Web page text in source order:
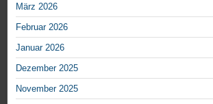
März 2026
Februar 2026
Januar 2026
Dezember 2025
November 2025